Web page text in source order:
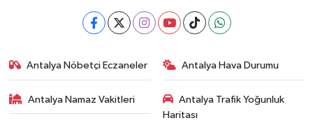
Antalya Nöbetçi Eczaneler Antalya Hava Durumu
Antalya Namaz Vakitleri
Antalya Trafik Yoğunluk
Haritası